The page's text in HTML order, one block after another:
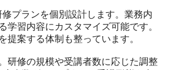
プランを個別設計します。業務内
習内容にカスタマイズ可能です。
案する体制も整っています。
研修の規模や受講者数に応じた調整